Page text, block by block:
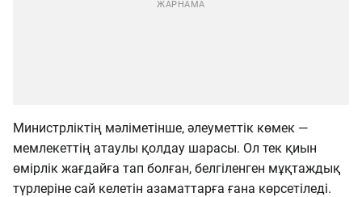
Министрліктің мәліметінше, әлеуметтік көмек —
мемлекеттің атаулы қолдау шарасы. Ол тек қиын
өмірлік жағдайға тап болған, белгіленген мұқтаждық
түрлеріне сай келетін азаматтарға ғана көрсетіледі.